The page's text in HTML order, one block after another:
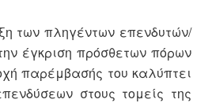
των πληγέντων επενδυτών/
έγκριση πρόσθετων πόρων
παρέμβασής του καλύπτει
στους τομείς της